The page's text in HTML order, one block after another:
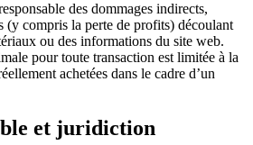
des dommages indirects,
(y compris la perte de profits) découlant
ou des informations du site web.
pour toute transaction est limitée à la
achetées dans le cadre d’un
et juridiction